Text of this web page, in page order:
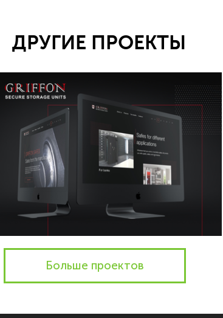
ДРУГИЕ ПРОЕКТЫ
Больше проектов